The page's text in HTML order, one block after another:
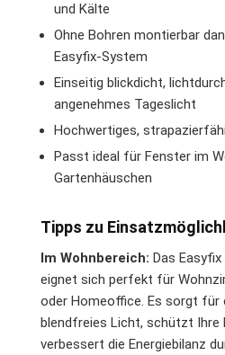
und Kälte
Ohne Bohren montierbar
Easyfix-System
Einseitig blickdicht,
angenehmes Tageslicht
Hochwertiges,
Passt ideal für Fenster im
Gartenhäuschen
Tipps zu
Im Wohnbereich: Das
eignet sich perfekt für
oder Homeoffice. Es sorgt für
blendfreies Licht, schützt Ihre
verbessert die Energiebilanz